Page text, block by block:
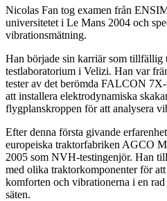
Nicolas Fan tog examen från
universitetet i Le Mans 2004 och
vibrationsmätning.
Han började sin karriär som
testlaboratorium i Velizi. Han var
tester av det berömda FALCON
att installera elektrodynamiska
flygplanskroppen för att analysera
Efter denna första givande
europeiska traktorfabriken AGCO
2005 som NVH-testingenjör. Han
med olika traktorkomponenter för
komforten och vibrationerna i en
säten.